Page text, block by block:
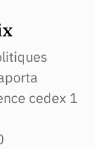
cedex 1